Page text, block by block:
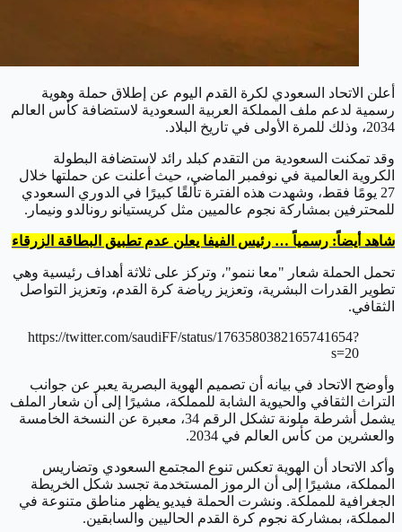
أعلن الاتحاد السعودي لكرة القدم اليوم عن إطلاق حملة وهوية
رسمية لدعم ملف المملكة العربية السعودية لاستضافة كأس العالم
2034، وذلك للمرة الأولى في تاريخ البلاد.
وقد تمكنت السعودية من التقدم كبلد رائد لاستضافة البطولة
الكروية العالمية في نوفمبر الماضي، حيث أعلنت عن حملتها خلال
27 يومًا فقط، وشهدت هذه الفترة تألقًا كبيرًا في الدوري السعودي
للمحترفين بمشاركة نجوم عالميين مثل كريستيانو رونالدو ونيمار.
شاهد أيضاً: رسمياً … رئيس الفيفا يعلن عدم تطبيق البطاقة الزرقاء
تحمل الحملة شعار "معا ننمو"، وتركز على ثلاثة أهداف رئيسية وهي
تطوير القدرات البشرية، وتعزيز رياضة كرة القدم، وتعزيز التواصل
الثقافي.
https://twitter.com/saudiFF/status/1763580382165741654?
s=20
وأوضح الاتحاد في بيانه أن تصميم الهوية البصرية يعبر عن جوانب
التراث الثقافي والحيوية الشابة للمملكة، مشيرًا إلى أن شعار الملف
يشمل أشرطة ملونة تشكل الرقم 34، معبرة عن النسخة الخامسة
والعشرين من كأس العالم في 2034.
وأكد الاتحاد أن الهوية تعكس تنوع المجتمع السعودي وتضاريس
المملكة، مشيرًا إلى أن الرموز المستخدمة تجسد شكل الخريطة
الجغرافية للمملكة. ونشرت الحملة فيديو يظهر مناطق متنوعة في
المملكة، بمشاركة نجوم كرة القدم الحاليين والسابقين.